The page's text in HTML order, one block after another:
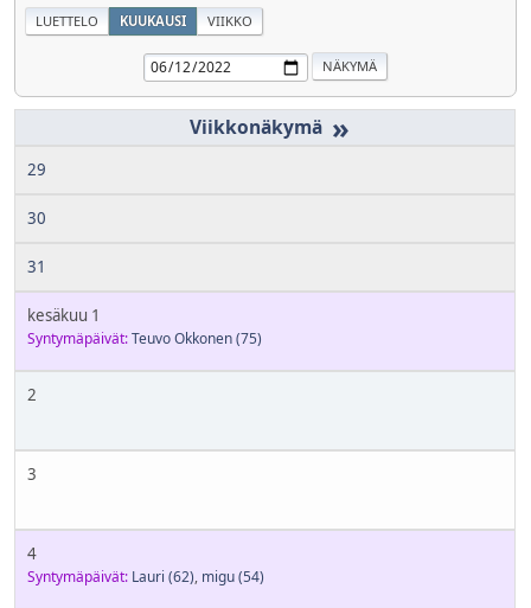
LUETTELO KUUKAUSI VIIKKO
»
29
30
31
kesäkuu 1
Syntymäpäivät:Teuvo Okkonen(75)
2
3
4
Syntymäpäivät: Lauri (62), migu(54)